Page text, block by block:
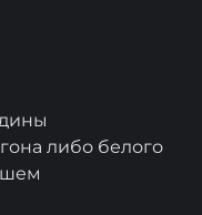
либо белого